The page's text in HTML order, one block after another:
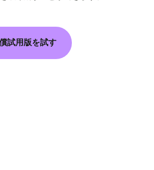
試用版を試す